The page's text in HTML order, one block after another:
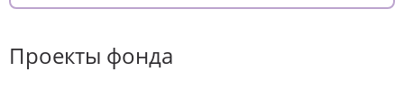
Проекты фонда